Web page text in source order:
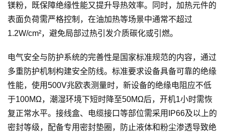
镁粉，既保障绝缘性能又提升导热效率。同时，加热元件的
表面负荷需严格控制，在油加热等场景中通常不超过
1.2W/cm²，避免局部过热引发介质碳化或引燃。
电气安全与防护系统的完善性是国家标准规范的内容，通过
多重防护机制构建安全防线。标准要求设备具备可靠的绝缘
性能，使用500V兆欧表测量时，新设备的绝缘电阻应不低
于100MΩ，潮湿环境下短时降至50MΩ后，开机1小时需恢
复正常水平。接线盒、电缆接口等部位需采用IP66及以上的
密封等级，配备专用密封垫圈，防止液体和粉尘渗透导致绝